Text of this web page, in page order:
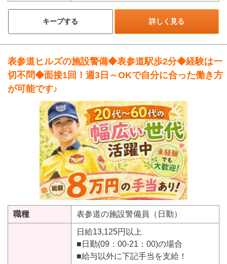
キープする 詳しく見る
表参道ヒルズの施設警備◆表参道駅歩2分◆経験は一
切不問◆面接1回！週3日～OKで自分に合った働き方
が可能です♪
職種 表参道の施設警備員（日勤）
日給13,125円以上
■日勤(09：00-21：00)の場合
■給与以外に下記手当を支給！